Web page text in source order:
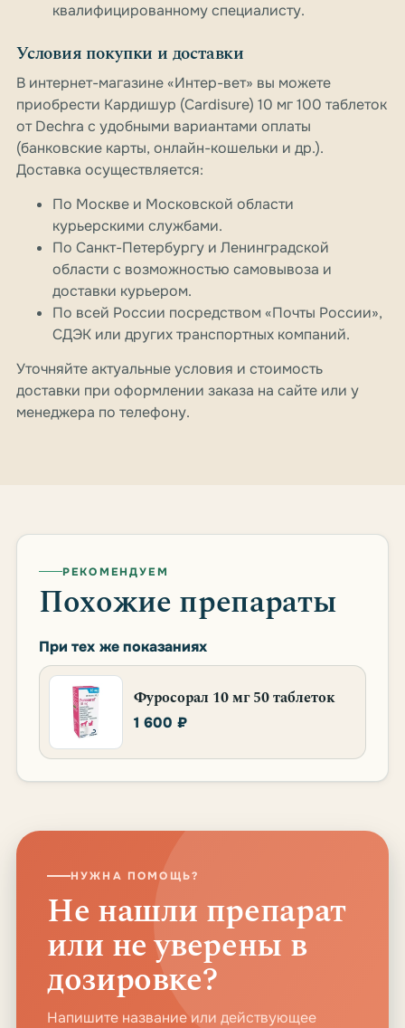
квалифицированному специалисту.
Условия покупки и доставки
В интернет-магазине «Интер-вет» вы можете
приобрести Кардишур (Cardisure) 10 мг 100 таблеток
от Dechra с удобными вариантами оплаты
(банковские карты, онлайн-кошельки и др.).
Доставка осуществляется:
По Москве и Московской области
курьерскими службами.
По Санкт-Петербургу и Ленинградской
области с возможностью самовывоза и
доставки курьером.
По всей России посредством «Почты России»,
СДЭК или других транспортных компаний.
Уточняйте актуальные условия и стоимость
доставки при оформлении заказа на сайте или у
менеджера по телефону.
РЕКОМЕНДУЕМ
Похожие препараты
При тех же показаниях
Фуросорал 10 мг 50 таблеток
1 600 ₽
НУЖНА ПОМОЩЬ?
Не нашли препарат
или не уверены в
дозировке?
Напишите название или действующее